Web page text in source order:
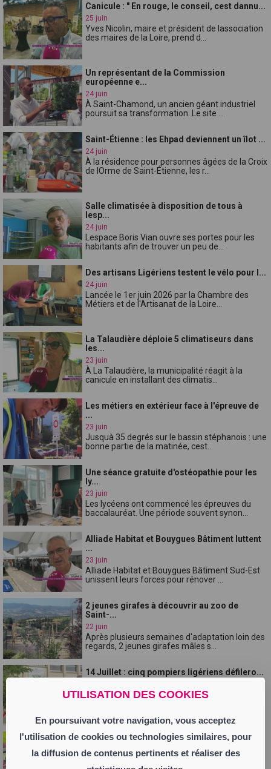
UTILISATION DES COOKIES
En poursuivant votre navigation, vous acceptez
l'utilisation de cookies ou technologies similaires, pour
la diffusion de contenus pertinents et réaliser des
Canicule : " En rouge, le conseil, cest dannu...
25 juin
Yves Nicolin, maire et président de lassociation
des maires de la Loire, prend d...
Un représentant de la Commission
européenne e...
24 juin
À Saint-Chamond, un ancien géant industriel
poursuit sa transformation. Le site ...
Saint-Étienne : les Ehpad deviennent un îlot ...
24 juin
À la résidence pour personnes âgées de la Croix
de lOrme de Saint-Étienne, les r...
Salle climatisée à disposition de tous à
lesp...
24 juin
Lespace Boris Vian ouvre ses portes pour les
habitants afin de trouver un peu de...
Des artisans Ligériens testent le vélo pour l...
24 juin
Lancée le 1er juin 2026 par la Chambre des
Métiers et de l'Artisanat de la Loire...
La Talaudière déploie 5 climatiseurs dans
les...
23 juin
À La Talaudière, la municipalité réagit à la
canicule en installant des climatis...
Les métiers en extérieur face à l'épreuve de
...
23 juin
Jusquà 35 degrés sur le bassin stéphanois : une
bonne partie de la matinée, cest...
Une séance gratuite d'ostéopathie pour les
ly...
23 juin
Les lycéens ont commencé les épreuves du
baccalauréat. Une période souvent synon...
Alliade Habitat et Bouygues Bâtiment luttent
...
23 juin
Alliade Habitat et Bouygues Bâtiment Sud-Est
unissent leurs forces pour rénover ...
2 jeunes girafes à découvrir au zoo de
Saint-...
22 juin
Après plusieurs semaines d'adaptation loin des
regards, 2 jeunes girafes mâles s...
14 Juillet : cinq pompiers ligériens défilero...
Le 14 juillet prochain, 83 sapeurs-pompiers de
Saint-Just-Saint-Rambert : première Fête de
l...